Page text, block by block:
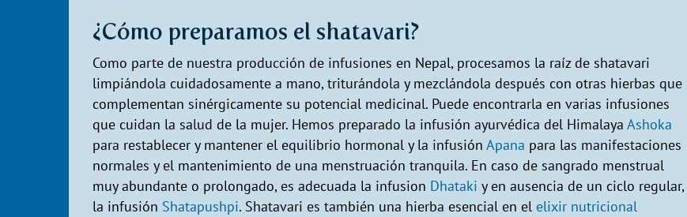
¿Cómo preparamos el shatavari?
Como parte de nuestra producción de infusiones en Nepal, procesamos la raíz de shatavari
limpiándola cuidadosamente a mano, triturándola y mezclándola después con otras hierbas que
complementan sinérgicamente su potencial medicinal. Puede encontrarla en varias infusiones
que cuidan la salud de la mujer. Hemos preparado la infusión ayurvédica del Himalaya Ashoka
para restablecer y mantener el equilibrio hormonal y la infusión Apana para las manifestaciones
normales y el mantenimiento de una menstruación tranquila. En caso de sangrado menstrual
muy abundante o prolongado, es adecuada la infusion Dhataki y en ausencia de un ciclo regular,
la infusión Shatapushpi. Shatavari es también una hierba esencial en el elixir nutricional